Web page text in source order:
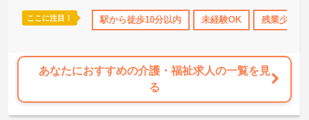
資格取得サポート 研修制度あり 産休･育休･介護休暇取得実
ここに注目！ 駅から徒歩10分以内 未経験OK 残業少なめ
あなたにおすすめの介護・福祉求人の一覧を見
る